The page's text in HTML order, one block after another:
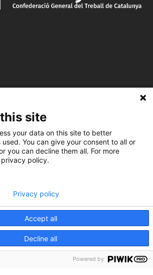
site
your data on this site to better
You can give your consent to all or
you can decline them all. For more
policy.
Accept all
Decline all
Privacy policy
Powered by